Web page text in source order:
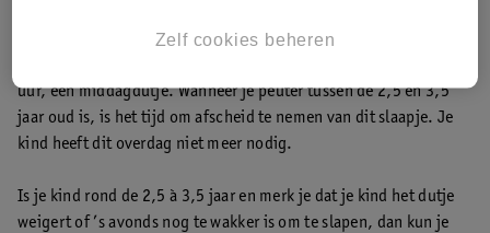
Wel of geen middagdutje
uur, een middagdutje. Wanneer je peuter tussen de 2,5 en 3,5
jaar oud is, is het tijd om afscheid te nemen van dit slaapje. Je
kind heeft dit overdag niet meer nodig.
Is je kind rond de 2,5 à 3,5 jaar en merk je dat je kind het dutje
weigert of ’s avonds nog te wakker is om te slapen, dan kun je
Zelf cookies beheren